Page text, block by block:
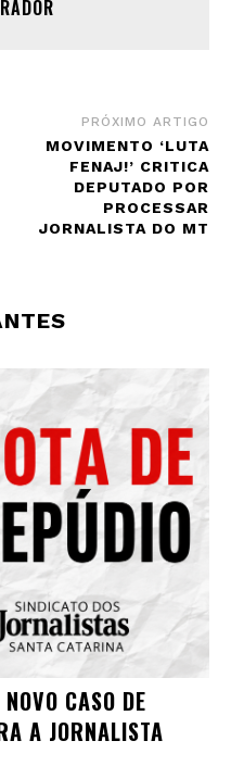
PRÓXIMO ARTIGO
MOVIMENTO ‘LUTA
FENAJ!’ CRITICA
DEPUTADO POR
PROCESSAR
JORNALISTA DO MT
CASO DE
A JORNALISTA